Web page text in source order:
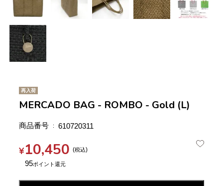
再入荷
MERCADO BAG - ROMBO - Gold (L)
商品番号 610720311
¥10,450 税込
95